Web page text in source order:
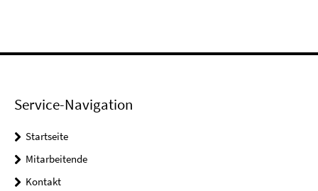
Service-Navigation
Startseite
Mitarbeitende
Kontakt